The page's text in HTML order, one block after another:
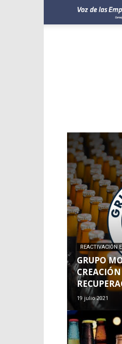
REACTIVACIÓN
GRUPO
19 julio 2021